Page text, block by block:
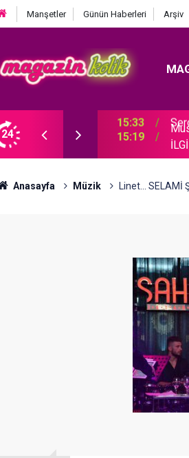
Manşetler Günün Haberleri Arşiv
24 15:19
Anasayfa Müzik Linet... SELAMİ